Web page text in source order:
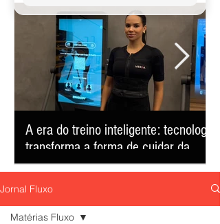
A era do treino inteligente: tecnologia
transforma a forma de cuidar da
saúde e reduz o tempo na academia
Studio For Life aposta em
tecnológica e inteligência de dados para
Jornal Fluxo
Matérias Fluxo